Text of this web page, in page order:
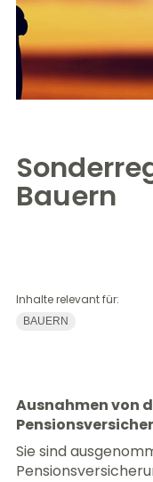
Bauern
Inhalte relevant für:
BAUERN
Ausnahmen von
Sie sind